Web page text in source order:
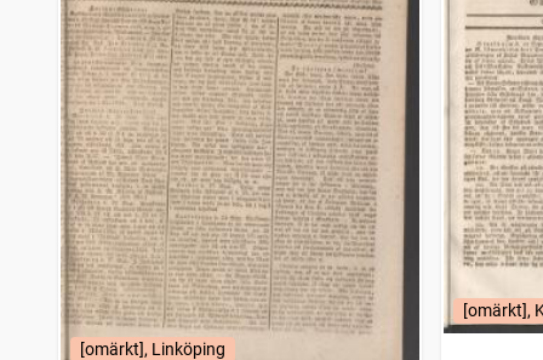
[omärkt], Linköping
[omärkt],